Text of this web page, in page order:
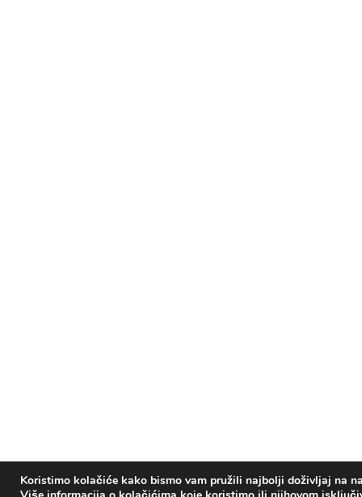
Koristimo kolačiće kako bismo vam pružili najbolji doživljaj na